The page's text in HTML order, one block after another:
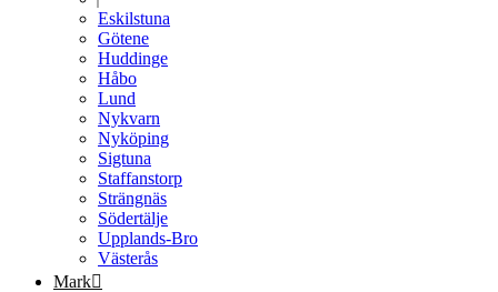
Eskilstuna
Götene
Huddinge
Håbo
Lund
Nykvarn
Nyköping
Sigtuna
Staffanstorp
Strängnäs
Södertälje
Upplands-Bro
Västerås
Mark